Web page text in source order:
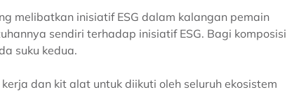
melibatkan inisiatif ESG dalam kalangan pemain
sendiri terhadap inisiatif ESG. Bagi komposisi
suku kedua.
dan kit alat untuk diikuti oleh seluruh ekosistem